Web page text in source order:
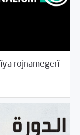
rojnamegerî